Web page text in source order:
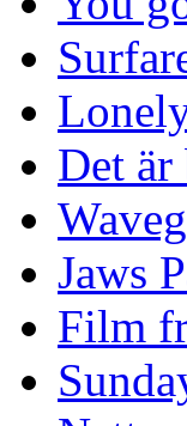
Det är
Jaws
Film